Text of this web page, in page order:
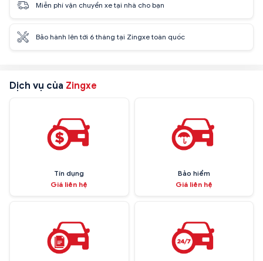
Miễn phí vận chuyển xe tại nhà cho bạn
Bảo hành lên tới 6 tháng tại Zingxe toàn quốc
Dịch vụ của Zingxe
Tín dụng
Giá liên hệ
Bảo hiểm
Giá liên hệ